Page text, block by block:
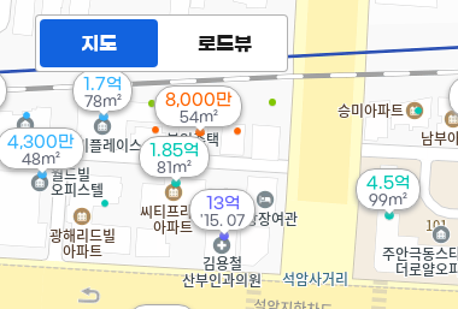
1.7억
78m²
4.5억
99m²
8,000만
54m²
1.85억
81m²
4,300만
48m²
13억
'15. 07
지도 로드뷰